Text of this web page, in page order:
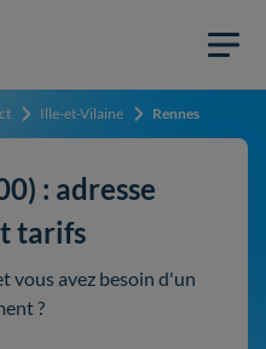
Ille-et-Vilaine Rennes
: adresse
tarifs
vous avez besoin d'un
?